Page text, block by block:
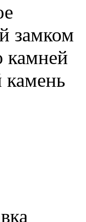
замком